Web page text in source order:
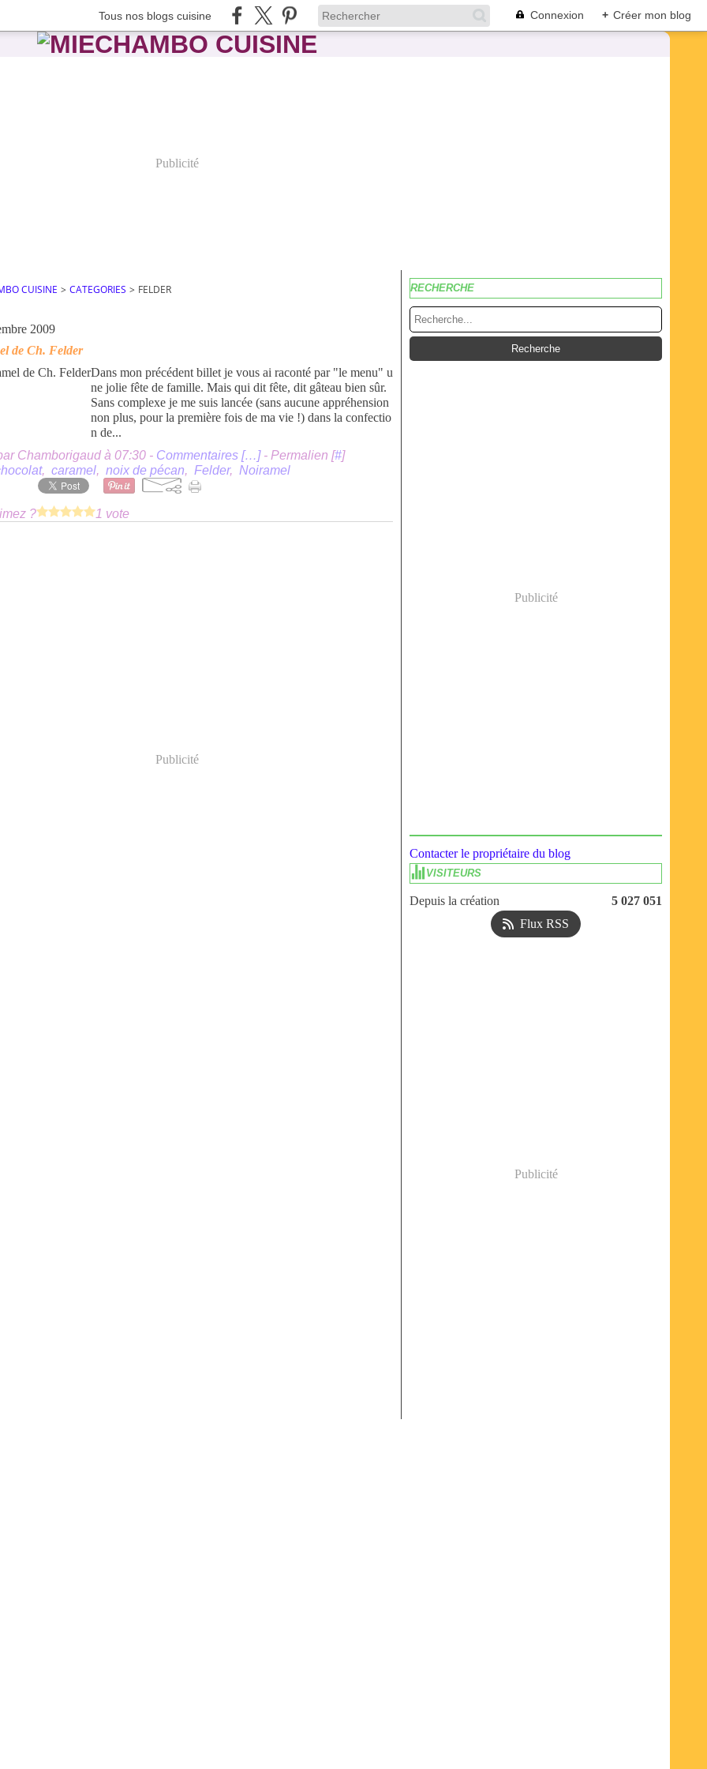
Tous nos blogs cuisine Connexion + Créer mon blog
Publicité
CUISINE > CATEGORIES > FELDER
2009
de Ch. Felder
Dans mon précédent billet je vous ai raconté par "le menu" u
ne jolie fête de famille. Mais qui dit fête, dit gâteau bien sûr.
Sans complexe je me suis lancée (sans aucune appréhension
non plus, pour la première fois de ma vie !) dans la confectio
n de...
Chamborigaud à 07:30 - Commentaires […]- Permalien [#]
, caramel, noix de pécan, Felder, Noiramel
? 1 vote
Publicité
RECHERCHE
Publicité
Contacter le propriétaire du blog
VISITEURS
Depuis la création
5 027 051
Flux RSS
Publicité